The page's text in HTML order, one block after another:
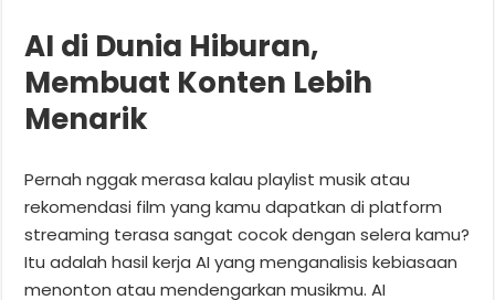
AI di Dunia Hiburan,
Membuat Konten Lebih
Menarik
Pernah nggak merasa kalau playlist musik atau
rekomendasi film yang kamu dapatkan di platform
streaming terasa sangat cocok dengan selera kamu?
Itu adalah hasil kerja AI yang menganalisis kebiasaan
menonton atau mendengarkan musikmu. AI